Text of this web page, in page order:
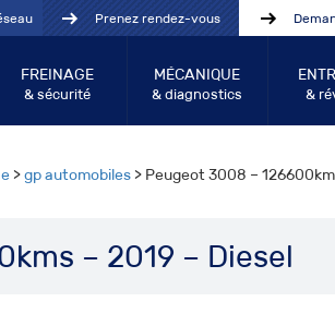
Prenez rendez-vous
FREINAGE
& sécurité
MÉCANIQUE
& diagnostics &
>gp automobiles > Peugeot 3008 –
– 2019 – Diesel